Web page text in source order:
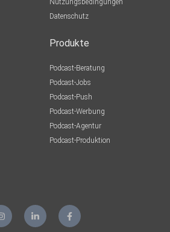
Nutzungsbedingungen
Datenschutz
Produkte
Podcast-Beratung
Podcast-Jobs
Podcast-Push
Podcast-Werbung
Podcast-Agentur
Podcast-Produktion